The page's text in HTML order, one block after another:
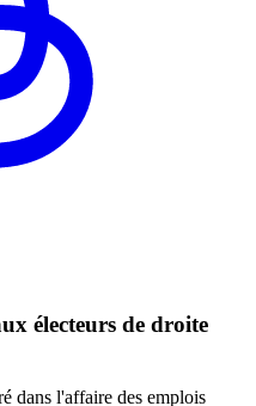
électeurs de droite
dans l'affaire des emplois